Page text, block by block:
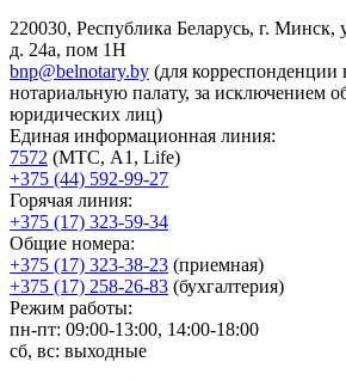
220030, Республика Беларусь, г. Минск,
д. 24а, пом 1Н
bnp@belnotary.by (для корреспонденции
нотариальную палату, за исключением
юридических лиц)
Единая информационная линия:
7572 (МТС, A1, Life)
+375 (44) 592-99-27
Горячая линия:
+375 (17) 323-59-34
Общие номера:
+375 (17) 323-38-23 (приемная)
+375 (17) 258-26-83 (бухгалтерия)
Режим работы:
пн-пт: 09:00-13:00, 14:00-18:00
сб, вс: выходные